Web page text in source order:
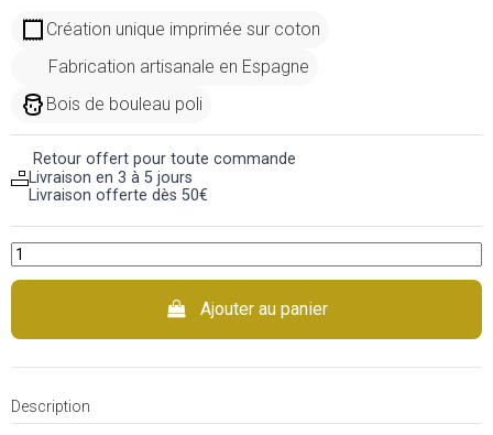
Création unique imprimée sur coton
Fabrication artisanale en Espagne
Bois de bouleau poli
Retour offert pour toute commande
Livraison en 3 à 5 jours
Livraison offerte dès 50€
Ajouter au panier
Description